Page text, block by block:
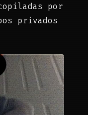
por
privados